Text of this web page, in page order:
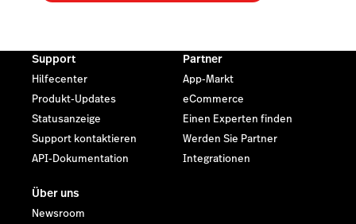
Support
Hilfecenter
Produkt-Updates
Statusanzeige
Support kontaktieren
API-Dokumentation
Partner
App-Markt
eCommerce
Einen Experten finden
Werden Sie Partner
Integrationen
Über uns
Newsroom